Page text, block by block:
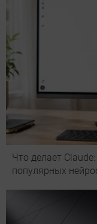
Что делает
популярных